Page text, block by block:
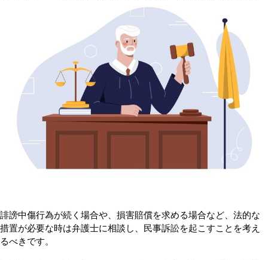
誹謗中傷行為が続く場合や、損害賠償を求める場合など、法的な
措置が必要な時は弁護士に相談し、民事訴訟を起こすことを考え
るべきです。